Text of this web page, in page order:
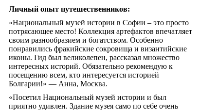
Личный опыт путешественников:
«Национальный музей истории в Софии – это просто
потрясающее место! Коллекция артефактов впечатляет
своим разнообразием и богатством. Особенно
понравились фракийские сокровища и византийские
иконы. Гид был великолепен, рассказал множество
интересных историй. Обязательно рекомендую к
посещению всем, кто интересуется историей
Болгарии!» — Анна, Москва.
«Посетил Национальный музей истории и был
приятно удивлен. Здание музея само по себе очень